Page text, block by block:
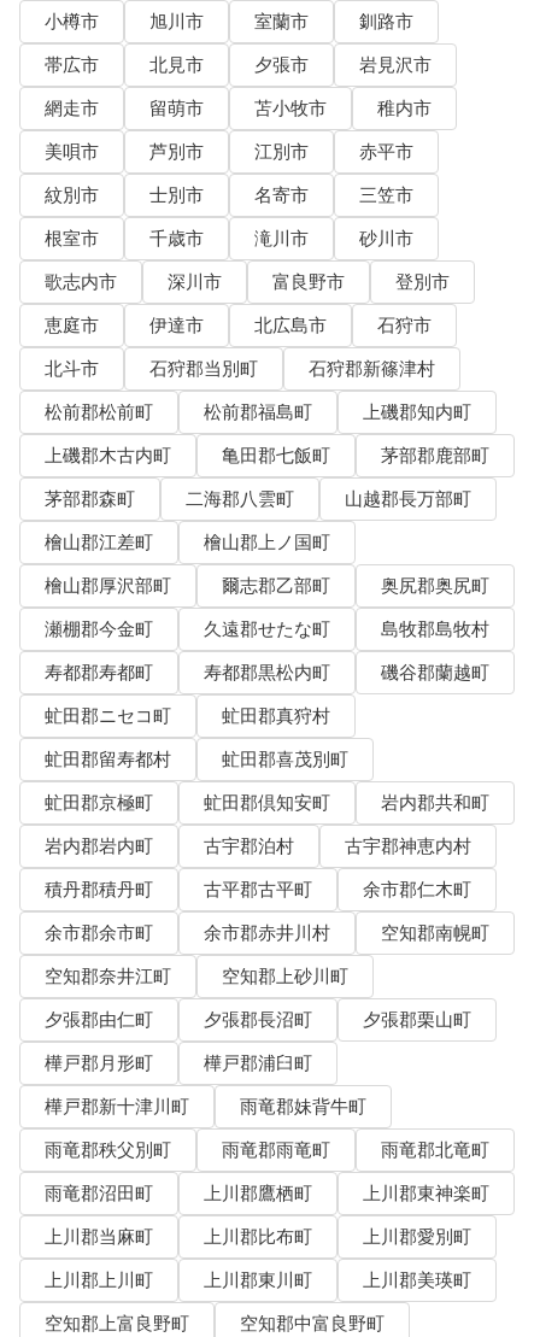
小樽市 旭川市 室蘭市
釧路市
帯広市
北見市 夕張市
岩見沢市
網走市
留萌市 苫小牧市
稚内市
美唄市
芦別市 江別市
赤平市
紋別市
士別市 名寄市
三笠市
根室市
千歳市 滝川市
砂川市
歌志内市
深川市 富良野市
登別市
恵庭市
伊達市 北広島市
石狩市
北斗市
石狩郡当別町
石狩郡新篠津村
松前郡松前町
松前郡福島町
上磯郡知内町
上磯郡木古内町
亀田郡七飯町
茅部郡鹿部町
茅部郡森町
二海郡八雲町
山越郡長万部町
檜山郡江差町
檜山郡上ノ国町
檜山郡厚沢部町
爾志郡乙部町
奥尻郡奥尻町
瀬棚郡今金町
久遠郡せたな町
島牧郡島牧村
寿都郡寿都町
寿都郡黒松内町
磯谷郡蘭越町
虻田郡ニセコ町
虻田郡真狩村
虻田郡留寿都村
虻田郡喜茂別町
虻田郡京極町
虻田郡倶知安町
岩内郡共和町
岩内郡岩内町
古宇郡泊村
古宇郡神恵内村
積丹郡積丹町
古平郡古平町
余市郡仁木町
余市郡余市町
余市郡赤井川村
空知郡南幌町
空知郡奈井江町
空知郡上砂川町
夕張郡由仁町
夕張郡長沼町
夕張郡栗山町
樺戸郡月形町
樺戸郡浦臼町
樺戸郡新十津川町
雨竜郡妹背牛町
雨竜郡秩父別町
雨竜郡雨竜町
雨竜郡北竜町
雨竜郡沼田町
上川郡鷹栖町
上川郡東神楽町
上川郡当麻町
上川郡比布町
上川郡愛別町
上川郡上川町
上川郡東川町
上川郡美瑛町
空知郡上富良野町
空知郡中富良野町